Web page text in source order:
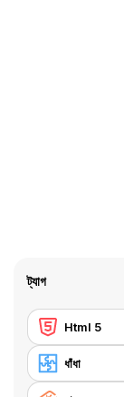
ট্যাগ
Html 5
ধাঁধা